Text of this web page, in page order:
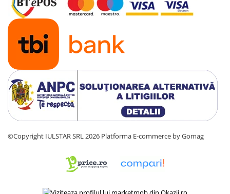
©Copyright IULSTAR SRL 2026 Platforma E-commerce by Gomag